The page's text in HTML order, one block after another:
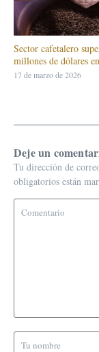
Sector cafetalero
millones de dólares
17 de marzo de 2026
Deje un
Tu dirección de
obligatorios están